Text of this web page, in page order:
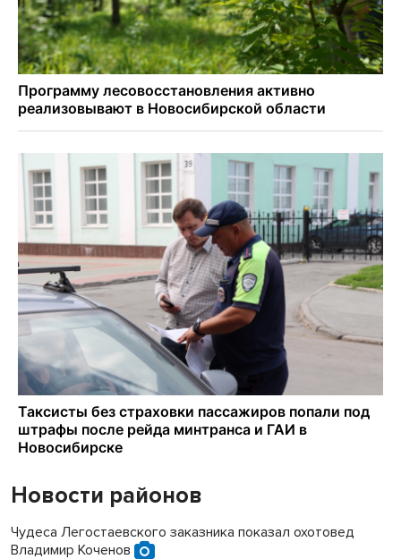
Новости районов
Чудеса Легостаевского заказника показал охотовед
Владимир Коченов